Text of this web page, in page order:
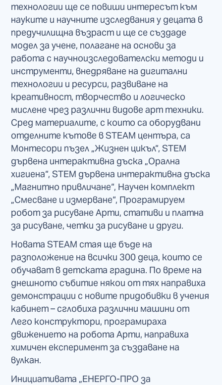
технологии ще се повиши интересът към
науките и научните изследвания у децата в
предучилищна възраст и ще се създаде
модел за учене, полагане на основи за
работа с научноизследователски методи и
инструменти, внедряване на дигитални
технологии и ресурси, развиване на
креативност, творчество и логическо
мислене чрез различни видове арт техники.
Сред материалите, с които са оборудвани
отделните кътове в STEAM центъра, са
Монтесори пъзел „Жизнен цикъл“, STEM
дървена интерактивна дъска „Орална
хигиена“, STEM дървена интерактивна дъска
„Магнитно привличане“, Научен комплект
„Смесване и измерване“, Програмируем
робот за рисуване Арти, стативи и платна
за рисуване, четки за рисуване и други.
Новата STEAM стая ще бъде на
разположение на всички 300 деца, които се
обучават в детската градина. По време на
днешното събитие някои от тях направиха
демонстрации с новите придобивки в учения
кабинет – сглобиха различни машини от
Лего конструктори, програмираха
движението на робота Арти, направиха
химичен експеримент за създаване на
вулкан.
Инициативата „ЕНЕРГО-ПРО за